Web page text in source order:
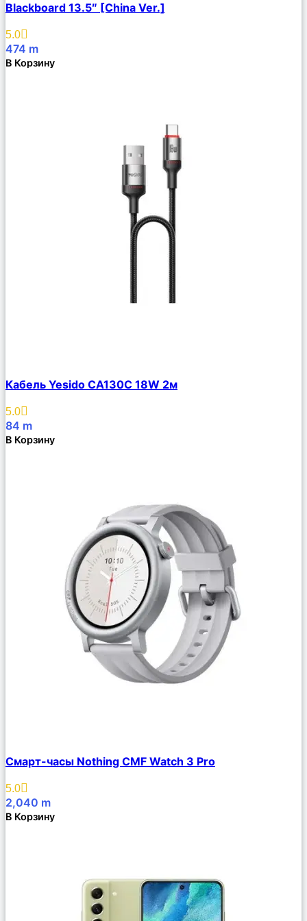
Избранное
Blackboard 13.5″ [China Ver.]
5.0
474 m
В Корзину
Описание
Избранное
Кабель Yesido CA130C 18W 2м
5.0
84 m
В Корзину
Описание
Избранное
Смарт-часы Nothing CMF Watch 3 Pro
5.0
2,040 m
В Корзину